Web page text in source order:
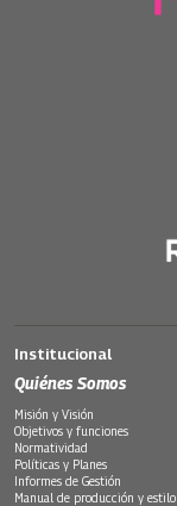
Institucional
Quiénes Somos
Misión y Visión
Objetivos y funciones
Normatividad
Políticas y Planes
Informes de Gestión
Manual de producción y estilo